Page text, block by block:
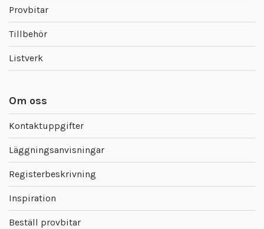
Provbitar
Tillbehör
Listverk
Om oss
Kontaktuppgifter
Läggningsanvisningar
Registerbeskrivning
Inspiration
Beställ provbitar